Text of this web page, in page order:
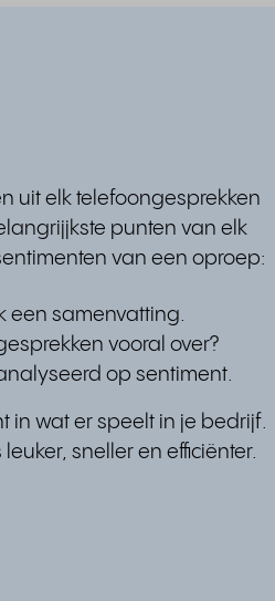
uit elk telefoongesprekken
punten van elk
van een oproep:
een samenvatting.
vooral over?
op sentiment.
in wat er speelt in je bedrijf.
sneller en efficiënter.